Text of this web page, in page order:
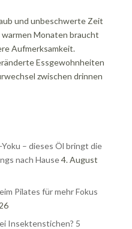
und unbeschwerte Zeit
warmen Monaten braucht
Aufmerksamkeit.
Essgewohnheiten
zwischen drinnen
– dieses Öl bringt die
nach Hause4. August
Pilates für mehr Fokus
Insektenstichen? 5